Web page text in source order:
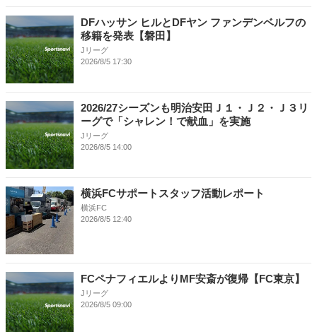
DFハッサン ヒルとDFヤン ファンデンベルフの
移籍を発表【磐田】
Jリーグ
2026/8/5 17:30
2026/27シーズンも明治安田Ｊ１・Ｊ２・Ｊ３リ
ーグで「シャレン！で献血」を実施
Jリーグ
2026/8/5 14:00
横浜FCサポートスタッフ活動レポート
横浜FC
2026/8/5 12:40
FCペナフィエルよりMF安斎が復帰【FC東京】
Jリーグ
2026/8/5 09:00